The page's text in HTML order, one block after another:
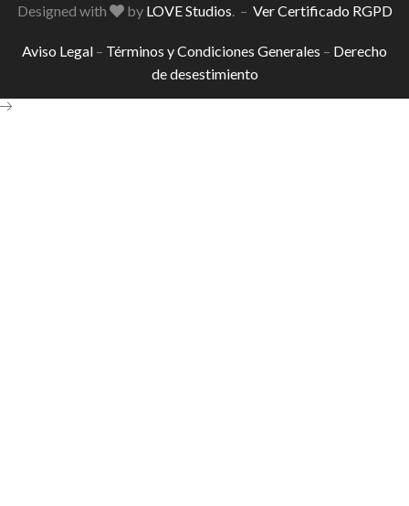
Designed with by LOVE Studios. – Ver Certificado RGPD
Aviso Legal – Términos y Condiciones Generales – Derecho
de desestimiento